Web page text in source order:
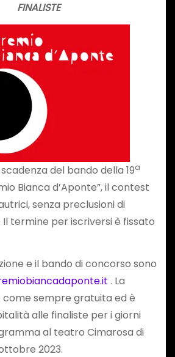
FINALISTE
del bando della 19a
Bianca d’Aponte”, il contest
senza preclusioni di
termine per iscriversi è fissato
e il bando di concorso sono
. La
sempre gratuita ed è
alle finaliste per i giorni
al teatro Cimarosa di
2023.